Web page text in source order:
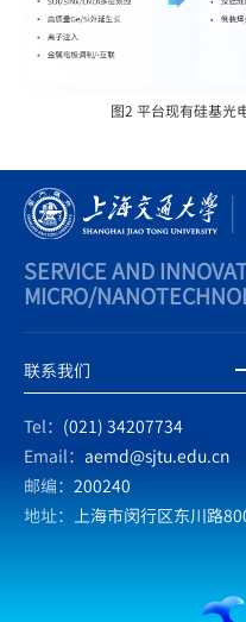
图2 平台现有硅基光
SERVICE AND
MICRO/
联系我们
Tel： (021) 34207734
Email： aemd@sjtu.edu.cn
邮编： 200240
地址：
上海市闵行区东川路